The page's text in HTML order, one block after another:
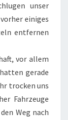
unser
einiges
entfernen
vor allem
gerade
trocken uns
Fahrzeuge
Weg nach